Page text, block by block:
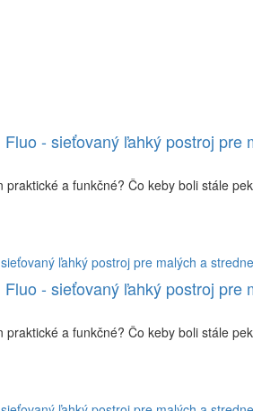
- sieťovaný ľahký postroj pre
a funkčné? Čo keby boli stále
- sieťovaný ľahký postroj pre
a funkčné? Čo keby boli stále